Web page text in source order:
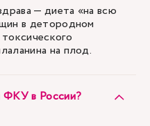
— диета «на всю
в детородном
на плод.
ФКУ в России?